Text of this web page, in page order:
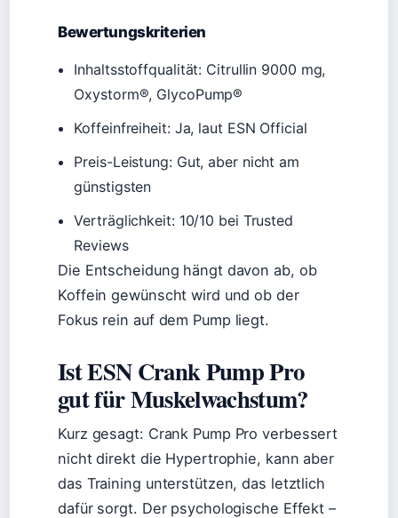
Bewertungskriterien
Inhaltsstoffqualität: Citrullin 9000 mg,
Oxystorm®, GlycoPump®
Koffeinfreiheit: Ja, laut ESN Official
Preis-Leistung: Gut, aber nicht am
günstigsten
Verträglichkeit: 10/10 bei Trusted
Reviews
Die Entscheidung hängt davon ab, ob
Koffein gewünscht wird und ob der
Fokus rein auf dem Pump liegt.
Ist ESN Crank Pump Pro
gut für Muskelwachstum?
Kurz gesagt: Crank Pump Pro verbessert
nicht direkt die Hypertrophie, kann aber
das Training unterstützen, das letztlich
dafür sorgt. Der psychologische Effekt –